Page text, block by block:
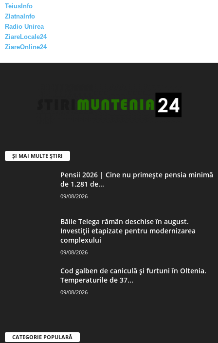
TeiusInfo
ZlatnaInfo
Radio Unirea
ZiareLocale24
ZiareOnline24
ȘI MAI MULTE ȘTIRI
Pensii 2026 | Cine nu primește pensia minimă
de 1.281 de...
09/08/2026
Băile Telega rămân deschise în august.
Investiții etapizate pentru modernizarea
complexului
09/08/2026
Cod galben de caniculă și furtuni în Oltenia.
Temperaturile de 37...
09/08/2026
CATEGORIE POPULARĂ